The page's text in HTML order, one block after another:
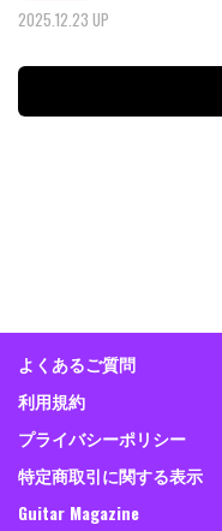
2025.12.23 UP
よくあるご質問
利用規約
プライバシーポリシー
特定商取引に関する表示
Guitar Magazine